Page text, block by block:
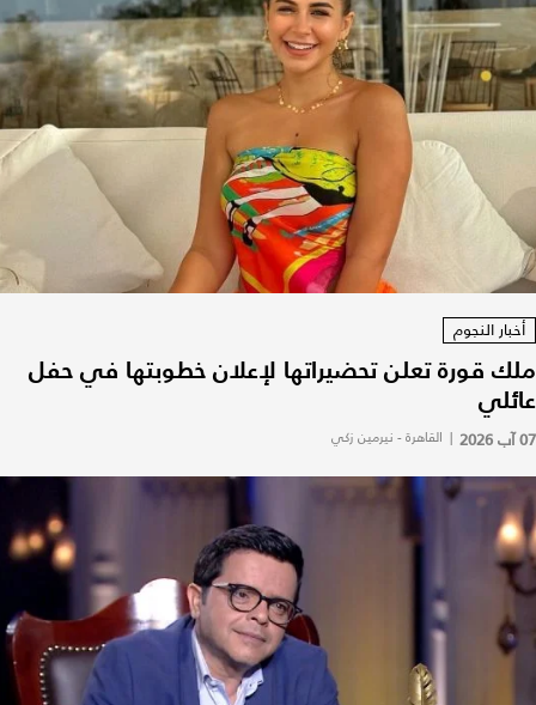
أخبار النجوم
ملك قورة تعلن تحضيراتها لإعلان خطوبتها في حفل
عائلي
07 آب 2026 | القاهرة - نيرمين زكي